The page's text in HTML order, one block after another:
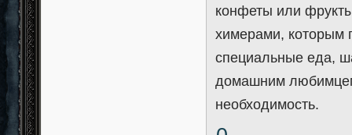
конфеты или
химерами, которым
специальные еда,
домашним
необходимость.